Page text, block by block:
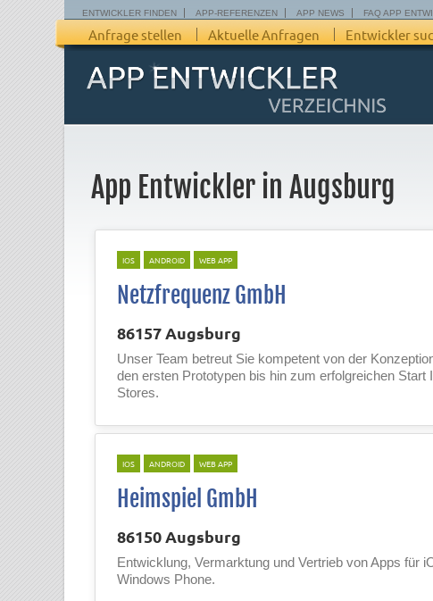
ENTWICKLER FINDEN APP-REFERENZEN APP NEWS FAQ APP
Anfrage stellen Aktuelle Anfragen Entwickler
App Entwickler in Augsburg
IOS ANDROID WEB APP
Netzfrequenz GmbH
86157 Augsburg
Unser Team betreut Sie kompetent von der
den ersten Prototypen bis hin zum erfolgreichen Start
Stores.
IOS ANDROID WEB APP
Heimspiel GmbH
86150 Augsburg
Entwicklung, Vermarktung und Vertrieb von Apps für
Windows Phone.